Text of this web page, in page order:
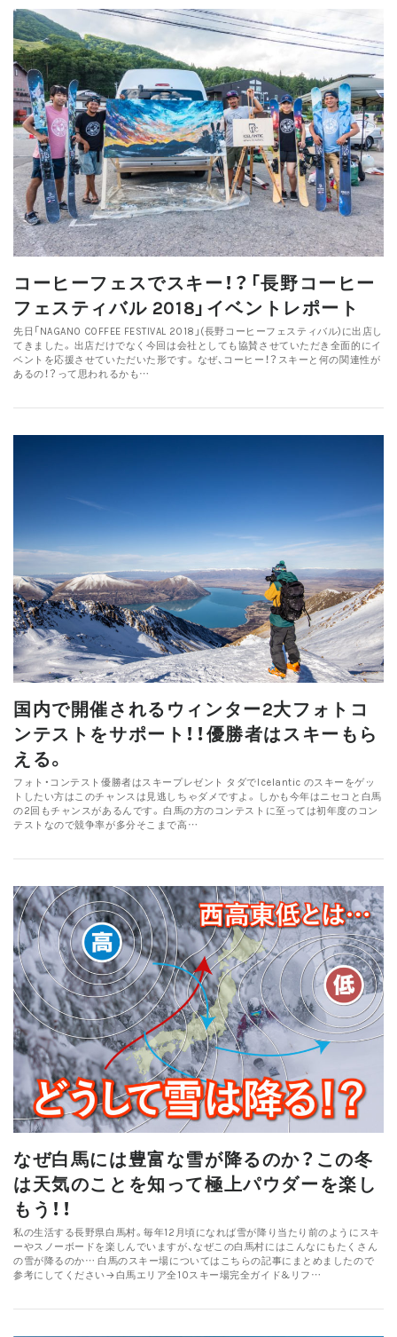
コーヒーフェスでスキー！？「長野コーヒー
フェスティバル 2018」イベントレポート
先日「NAGANO COFFEE FESTIVAL 2018」(長野コーヒーフェスティバル)に出店し
てきました。 出店だけでなく今回は会社としても協賛させていただき全面的にイ
ベントを応援させていただいた形です。 なぜ、コーヒー！？スキーと何の関連性が
あるの！？って思われるかも…
国内で開催されるウィンター2大フォトコ
ンテストをサポート！！優勝者はスキーもら
える。
フォト・コンテスト優勝者はスキープレゼント タダでIcelantic のスキーをゲッ
トしたい方はこのチャンスは見逃しちゃダメですよ。 しかも今年はニセコと白馬
の2回もチャンスがあるんです。 白馬の方のコンテストに至っては初年度のコン
テストなので競争率が多分そこまで高…
なぜ白馬には豊富な雪が降るのか？この冬
は天気のことを知って極上パウダーを楽し
もう！！
私の生活する長野県白馬村。毎年12月頃になれば雪が降り当たり前のようにスキ
ーやスノーボードを楽しんでいますが、なぜこの白馬村にはこんなにもたくさん
の雪が降るのか… 白馬のスキー場についてはこちらの記事にまとめましたので
参考にしてください→白馬エリア全10スキー場完全ガイド&リフ…